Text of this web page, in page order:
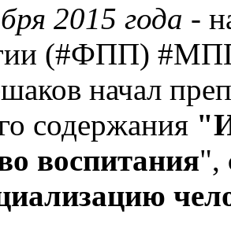
2015 года -
(#ФПП)
начал
содержания
воспитания",